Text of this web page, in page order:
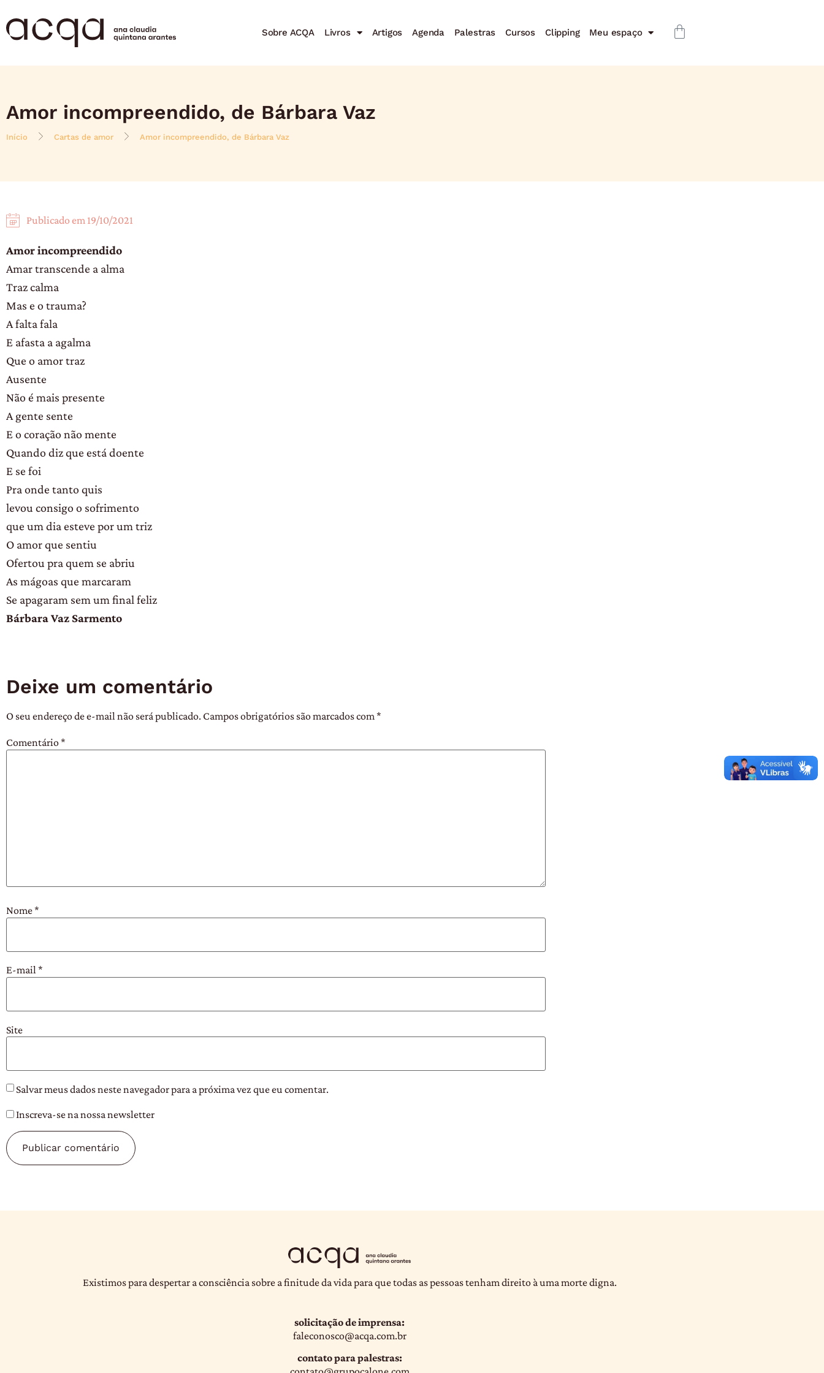
Sobre ACQA Livros Artigos Agenda Palestras Cursos Clipping Meu espaço
Amor incompreendido, de Bárbara Vaz
Início Cartas de amor Amor incompreendido, de Bárbara Vaz
Publicado em 19/10/2021
Amor incompreendido
Amar transcende a alma
Traz calma
Mas e o trauma?
A falta fala
E afasta a agalma
Que o amor traz
Ausente
Não é mais presente
A gente sente
E o coração não mente
Quando diz que está doente
E se foi
Pra onde tanto quis
levou consigo o sofrimento
que um dia esteve por um triz
O amor que sentiu
Ofertou pra quem se abriu
As mágoas que marcaram
Se apagaram sem um final feliz
Bárbara Vaz Sarmento
Deixe um comentário
O seu endereço de e-mail não será publicado. Campos obrigatórios são marcados com *
Comentário*
Nome*
E-mail*
Site
Salvar meus dados neste navegador para a próxima vez que eu comentar.
Inscreva-se na nossa newsletter
Existimos para despertar a consciência sobre a finitude da vida para que todas as pessoas tenham direito à uma morte digna.
solicitação de imprensa:
faleconosco@acqa.com.br
contato para palestras: